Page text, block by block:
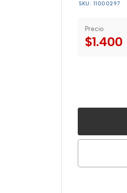
SKU: 11000297
Precio
$1.400